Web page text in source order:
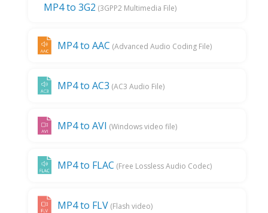
MP4 to 3G2 (3GPP2 Multimedia File)
MP4 to AAC (Advanced Audio Coding File)
MP4 to AC3 (AC3 Audio File)
MP4 to AVI (Windows video file)
MP4 to FLAC (Free Lossless Audio Codec)
MP4 to FLV (Flash video)